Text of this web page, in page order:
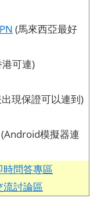
(馬來西亞最好
港可連)
現保證可以連到)
(Android模擬器連
時問答專區
流討論區